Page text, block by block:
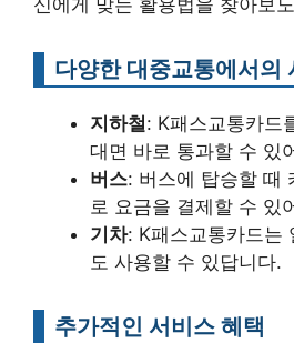
다양한 대중교통에서의
지하철: K패스교통카드
대면 바로 통과할 수 있
버스: 버스에 탑승할 때
로 요금을 결제할 수 있
기차: K패스교통카드는
도 사용할 수 있답니다.
추가적인 서비스 혜택